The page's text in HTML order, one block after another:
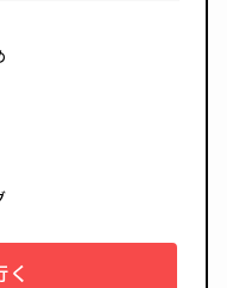
と快適さの両方を追求
く